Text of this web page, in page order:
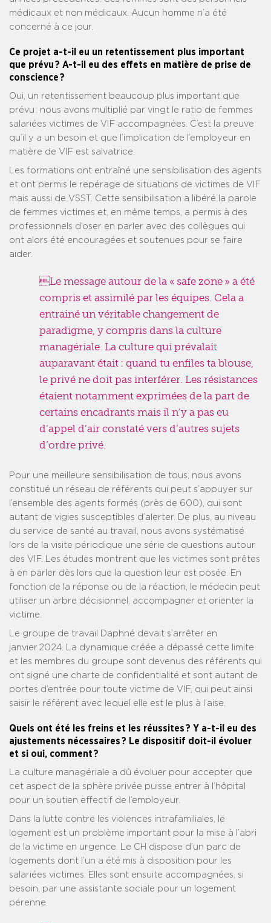
médicaux et non médicaux. Aucun homme n’a été
concerné à ce jour.
Ce projet a-t-il eu un retentissement plus important
que prévu ? A-t-il eu des effets en matière de prise de
conscience ?
Oui, un retentissement beaucoup plus important que
prévu : nous avons multiplié par vingt le ratio de femmes
salariées victimes de VIF accompagnées. C’est la preuve
qu’il y a un besoin et que l’implication de l’employeur en
matière de VIF est salvatrice.
Les formations ont entraîné une sensibilisation des agents
et ont permis le repérage de situations de victimes de VIF
mais aussi de VSST. Cette sensibilisation a libéré la parole
de femmes victimes et, en même temps, a permis à des
professionnels d’oser en parler avec des collègues qui
ont alors été encouragées et soutenues pour se faire
aider.
Le message autour de la « safe zone » a été
compris et assimilé par les équipes. Cela a
entrainé un véritable changement de
paradigme, y compris dans la culture
managériale. La culture qui prévalait
auparavant était : quand tu enfiles ta blouse,
le privé ne doit pas interférer. Les résistances
étaient notamment exprimées de la part de
certains encadrants mais il n’y a pas eu
d’appel d’air constaté vers d’autres sujets
d’ordre privé.
Pour une meilleure sensibilisation de tous, nous avons
constitué un réseau de référents qui peut s’appuyer sur
l’ensemble des agents formés (près de 600), qui sont
autant de vigies susceptibles d’alerter. De plus, au niveau
du service de santé au travail, nous avons systématisé
lors de la visite périodique une série de questions autour
des VIF. Les études montrent que les victimes sont prêtes
à en parler dès lors que la question leur est posée. En
fonction de la réponse ou de la réaction, le médecin peut
utiliser un arbre décisionnel, accompagner et orienter la
victime.
Le groupe de travail Daphné devait s’arrêter en
janvier 2024. La dynamique créée a dépassé cette limite
et les membres du groupe sont devenus des référents qui
ont signé une charte de confidentialité et sont autant de
portes d’entrée pour toute victime de VIF, qui peut ainsi
saisir le référent avec lequel elle est le plus à l’aise.
Quels ont été les freins et les réussites ? Y a-t-il eu des
ajustements nécessaires ? Le dispositif doit-il évoluer
et si oui, comment ?
La culture managériale a dû évoluer pour accepter que
cet aspect de la sphère privée puisse entrer à l’hôpital
pour un soutien effectif de l’employeur.
Dans la lutte contre les violences intrafamiliales, le
logement est un problème important pour la mise à l’abri
de la victime en urgence. Le CH dispose d’un parc de
logements dont l’un a été mis à disposition pour les
salariées victimes. Elles sont ensuite accompagnées, si
besoin, par une assistante sociale pour un logement
pérenne.